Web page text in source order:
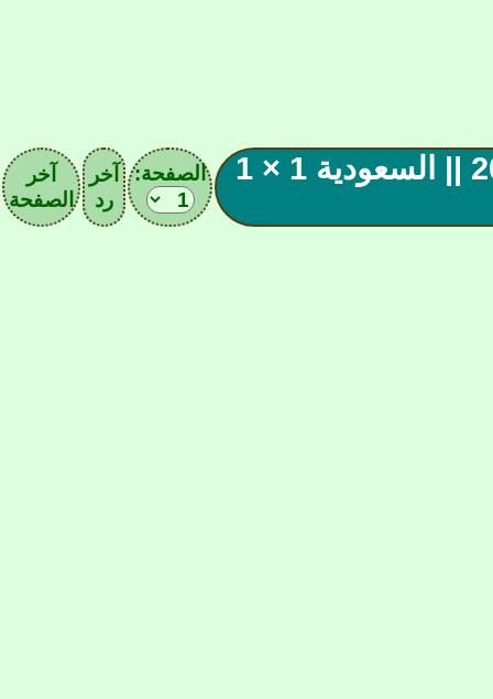
|| النقل المباشر كاس الأمم الأسيوية 2023 || السعودية 1 × 1 الصفحة:
آخر
رد
آخر
الصفحة